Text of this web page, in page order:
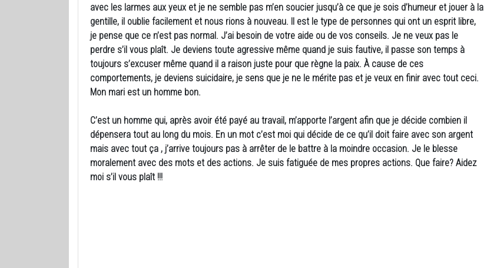
avec les larmes aux yeux et je ne semble pas m’en soucier jusqu’à ce que je sois d’humeur et jouer à la
gentille, il oublie facilement et nous rions à nouveau. Il est le type de personnes qui ont un esprit libre,
je pense que ce n’est pas normal. J’ai besoin de votre aide ou de vos conseils. Je ne veux pas le
perdre s’il vous plaît. Je deviens toute agressive même quand je suis fautive, il passe son temps à
toujours s’excuser même quand il a raison juste pour que règne la paix. À cause de ces
comportements, je deviens suicidaire, je sens que je ne le mérite pas et je veux en finir avec tout ceci.
Mon mari est un homme bon.
C’est un homme qui, après avoir été payé au travail, m’apporte l’argent afin que je décide combien il
dépensera tout au long du mois. En un mot c’est moi qui décide de ce qu’il doit faire avec son argent
mais avec tout ça , j’arrive toujours pas à arrêter de le battre à la moindre occasion. Je le blesse
moralement avec des mots et des actions. Je suis fatiguée de mes propres actions. Que faire? Aidez
moi s’il vous plaît !!!